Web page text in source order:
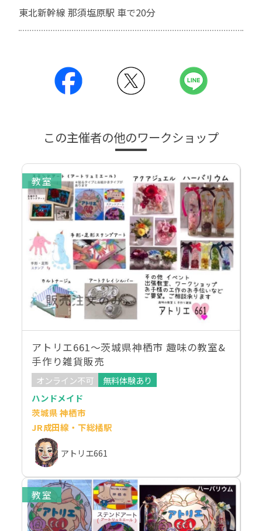
東北新幹線 那須塩原駅 車で20分
この主催者の他のワークショップ
教室
アトリエ661～茨城県神栖市 趣味の教室&
手作り雑貨販売
オンライン不可
無料体験あり
ハンドメイド
茨城県 神栖市
JR成田線・下総橘駅
アトリエ661
教室